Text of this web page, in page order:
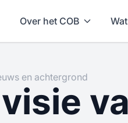
Over het COB
en achtergrond